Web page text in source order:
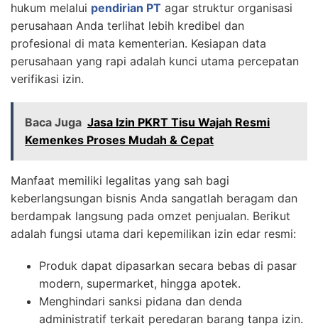
hukum melalui pendirian PT agar struktur organisasi
perusahaan Anda terlihat lebih kredibel dan
profesional di mata kementerian. Kesiapan data
perusahaan yang rapi adalah kunci utama percepatan
verifikasi izin.
Baca Juga Jasa Izin PKRT Tisu Wajah Resmi
Kemenkes Proses Mudah & Cepat
Manfaat memiliki legalitas yang sah bagi
keberlangsungan bisnis Anda sangatlah beragam dan
berdampak langsung pada omzet penjualan. Berikut
adalah fungsi utama dari kepemilikan izin edar resmi:
Produk dapat dipasarkan secara bebas di pasar
modern, supermarket, hingga apotek.
Menghindari sanksi pidana dan denda
administratif terkait peredaran barang tanpa izin.